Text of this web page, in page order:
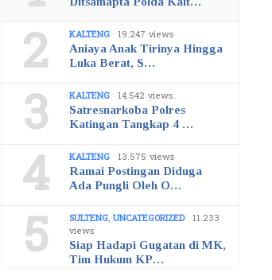
2 KALTENG 19.247 views
Aniaya Anak Tirinya Hingga
Luka Berat, S…
3 KALTENG 14.542 views
Satresnarkoba Polres
Katingan Tangkap 4 …
4 KALTENG 13.575 views
Ramai Postingan Diduga
Ada Pungli Oleh O…
5 SULTENG,UNCATEGORIZED 11.233
views
Siap Hadapi Gugatan di MK,
Tim Hukum KP…